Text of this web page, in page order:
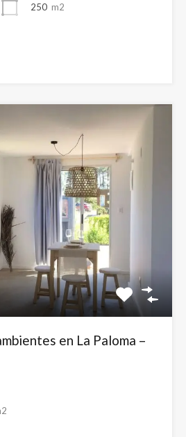
250 m2
en La Paloma –